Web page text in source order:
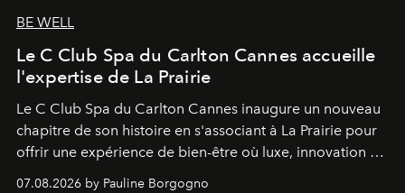
BE WELL
Le C Club Spa du Carlton Cannes accueille
l'expertise de La Prairie
Le C Club Spa du Carlton Cannes inaugure un nouveau
chapitre de son histoire en s'associant à La Prairie pour
offrir une expérience de bien-être où luxe, innovation et
expertise se rencontrent.
07.08.2026 by Pauline Borgogno